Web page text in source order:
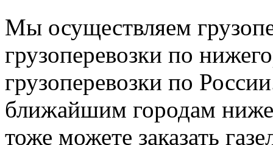
Мы осуществляем
грузоперевозки по
грузоперевозки по
ближайшим городам
тоже можете заказать